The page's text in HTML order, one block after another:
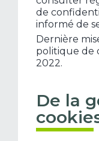
de
informé de
Dernière
politique de
2022.
De la